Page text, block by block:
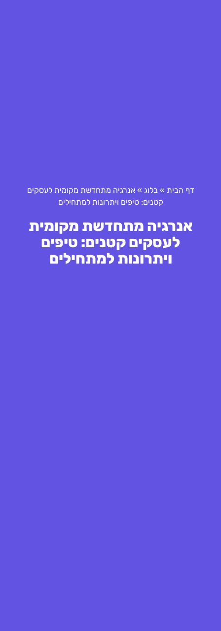
דף הבית »בלוג »אנרגיה מתחדשת מקומית לעסקים
קטנים: טיפים ויתרונות למתחילים
אנרגיה מתחדשת מקומית
לעסקים קטנים: טיפים
ויתרונות למתחילים